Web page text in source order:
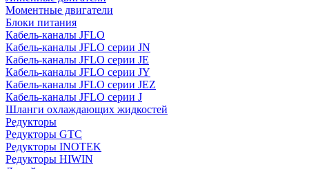
Моментные двигатели
Блоки питания
Кабель-каналы JFLO
Кабель-каналы JFLO серии JN
Кабель-каналы JFLO серии JE
Кабель-каналы JFLO серии JY
Кабель-каналы JFLO серии JEZ
Кабель-каналы JFLO серии J
Шланги охлаждающих жидкостей
Редукторы
Редукторы GTC
Редукторы INOTEK
Редукторы HIWIN